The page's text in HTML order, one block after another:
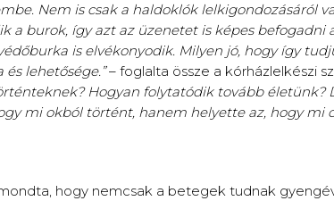
Nem is csak a haldoklók lelkigondozásáról
a burok, így azt az üzenetet is képes befogadni
is elvékonyodik. Milyen jó, hogy így
lehetősége.”– foglalta össze a kórházlelkészi
Hogyan folytatódik tovább életünk?
mi okból történt, hanem helyette az, hogy mi
hogy nemcsak a betegek tudnak